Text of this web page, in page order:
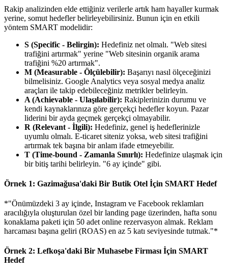
Rakip analizinden elde ettiğiniz verilerle artık ham hayaller kurmak
yerine, somut hedefler belirleyebilirsiniz. Bunun için en etkili
yöntem SMART modelidir:
S (Specific - Belirgin): Hedefiniz net olmalı. "Web sitesi
trafiğini artırmak" yerine "Web sitesinin organik arama
trafiğini %20 artırmak".
M (Measurable - Ölçülebilir): Başarıyı nasıl ölçeceğinizi
bilmelisiniz. Google Analytics veya sosyal medya analiz
araçları ile takip edebileceğiniz metrikler belirleyin.
A (Achievable - Ulaşılabilir): Rakiplerinizin durumu ve
kendi kaynaklarınıza göre gerçekçi hedefler koyun. Pazar
liderini bir ayda geçmek gerçekçi olmayabilir.
R (Relevant - İlgili): Hedefiniz, genel iş hedeflerinizle
uyumlu olmalı. E-ticaret siteniz yoksa, web sitesi trafiğini
artırmak tek başına bir anlam ifade etmeyebilir.
T (Time-bound - Zamanla Sınırlı): Hedefinize ulaşmak için
bir bitiş tarihi belirleyin. "6 ay içinde" gibi.
Örnek 1: Gazimağusa'daki Bir Butik Otel İçin SMART Hedef
*"Önümüzdeki 3 ay içinde, Instagram ve Facebook reklamları
aracılığıyla oluşturulan özel bir landing page üzerinden, hafta sonu
konaklama paketi için 50 adet online rezervasyon almak. Reklam
harcaması başına geliri (ROAS) en az 5 katı seviyesinde tutmak."*
Örnek 2: Lefkoşa'daki Bir Muhasebe Firması İçin SMART
Hedef